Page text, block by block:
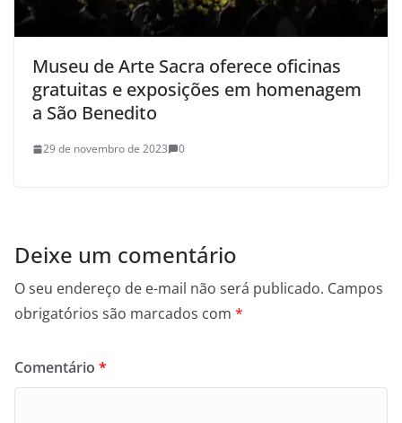
Museu de Arte Sacra oferece oficinas
gratuitas e exposições em homenagem
a São Benedito
29 de novembro de 2023 0
Deixe um comentário
O seu endereço de e-mail não será publicado. Campos
obrigatórios são marcados com *
Comentário *